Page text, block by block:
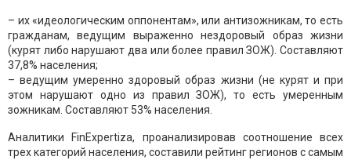
– их «идеологическим оппонентам», или антизожникам, то есть
гражданам, ведущим выраженно нездоровый образ жизни
(курят либо нарушают два или более правил ЗОЖ). Составляют
37,8% населения;
– ведущим умеренно здоровый образ жизни (не курят и при
этом нарушают одно из правил ЗОЖ), то есть умеренным
зожникам. Составляют 53% населения.
Аналитики FinExpertiza, проанализировав соотношение всех
трех категорий населения, составили рейтинг регионов с самым